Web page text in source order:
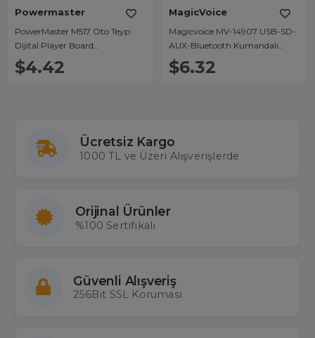
Powermaster
PowerMaster M517 Oto Teyp
Dijital Player Board
USB/AUX/SD/FM/Bluetooth
Kumandalı Mikrofonsuz Çevirici
$4.42
MagicVoice
Magicvoice MV-14907 USB-SD-
AUX-Bluetooth Kumandalı
Ekranlı Oto Teyp Çevirici Dijital
Player Board
$6.32
Ücretsiz Kargo
1000 TL ve Üzeri Alışverişlerde
Orijinal Ürünler
%100 Sertifikalı
Güvenli Alışveriş
256Bit SSL Koruması